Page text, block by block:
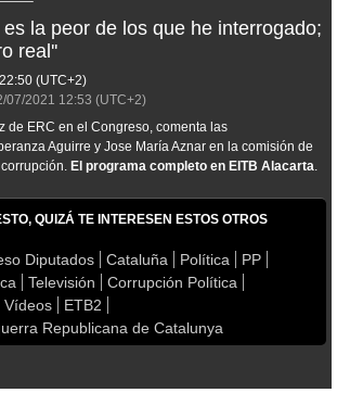
la peor de los que he interrogado;
real''
22:50 (UTC+2)
07/2021 12:53 (UTC+2)
de ERC en el Congreso, comenta las
Aguirre y Jose María Aznar en la comisión de
El programa completo en EITB Alacarta.
QUIZÁ TE INTERESEN ESTOS OTROS
Diputados Cataluña Política
PP
Televisión
Corrupción Política
Vídeos
ETB2
Republicana de Catalunya